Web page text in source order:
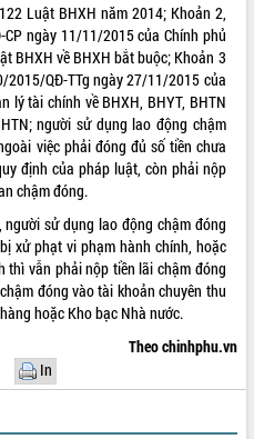
Luật BHXH năm 2014; Khoản 2,
ngày 11/11/2015 của Chính phủ
BHXH về BHXH bắt buộc; Khoản 3
2015/QĐ-TTg ngày 27/11/2015 của
lý tài chính về BHXH, BHYT, BHTN
người sử dụng lao động chậm
việc phải đóng đủ số tiền chưa
định của pháp luật, còn phải nộp
chậm đóng.
sử dụng lao động chậm đóng
xử phạt vi phạm hành chính, hoặc
thì vẫn phải nộp tiền lãi chậm đóng
đóng vào tài khoản chuyên thu
hoặc Kho bạc Nhà nước.
Theo chinhphu.vn
In